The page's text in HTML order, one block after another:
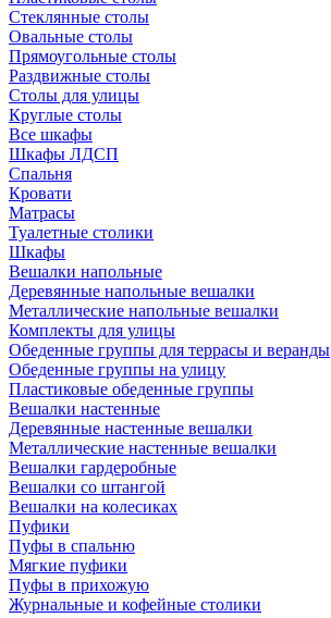
Стеклянные столы
Овальные столы
Прямоугольные столы
Раздвижные столы
Столы для улицы
Круглые столы
Все шкафы
Шкафы ЛДСП
Спальня
Кровати
Матрасы
Туалетные столики
Шкафы
Вешалки напольные
Деревянные напольные вешалки
Металлические напольные вешалки
Комплекты для улицы
Обеденные группы для террасы и веранды
Обеденные группы на улицу
Пластиковые обеденные группы
Вешалки настенные
Деревянные настенные вешалки
Металлические настенные вешалки
Вешалки гардеробные
Вешалки со штангой
Вешалки на колесиках
Пуфики
Пуфы в спальню
Мягкие пуфики
Пуфы в прихожую
Журнальные и кофейные столики